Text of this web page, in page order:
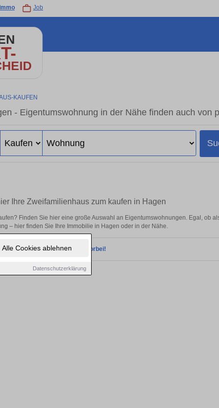
Alle Cookies ablehnen
Datenschutzerklärung
Immo Job
KAUFEN
- Eigentumswohnung in der Nähe finden auch von
Ihre Zweifamilienhaus zum kaufen in Hagen
Finden Sie hier eine große Auswahl an Eigentumswohnungen. Egal, ob
– hier finden Sie Ihre Immobilie in Hagen oder in der Nähe.
Schauen Sie bald wieder vorbei!